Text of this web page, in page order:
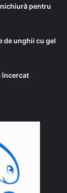
pentru
de unghii cu gel
încercat